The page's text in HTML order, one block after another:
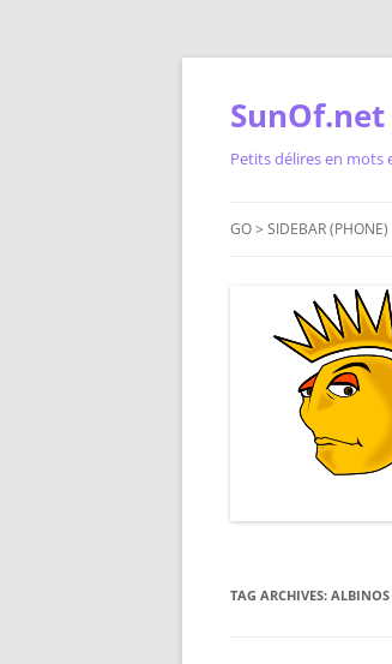
Skip
SunOf.net
Petits délires en mots
GO > SIDEBAR (PHONE)
TAG ARCHIVES: ALBINOS